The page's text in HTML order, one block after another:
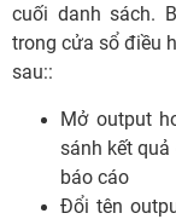
cuối danh sách.
trong cửa sổ điều
sau::
Mở output
sánh kết
báo cáo
Đổi tên